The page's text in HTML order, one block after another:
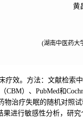
黄
(湖南中医药大
疗效。方法：文献检索
CBM）、PubMed和
治疗失眠的随机对照
进行敏感性分析，研